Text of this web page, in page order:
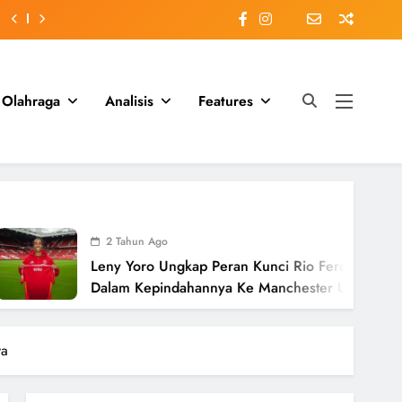
Olahraga Analisis Features
2 Tahun Ago
Leny Yoro Ungkap Peran Kunci Rio Ferdinand
Dalam Kepindahannya Ke Manchester United
Senilai £58 Juta